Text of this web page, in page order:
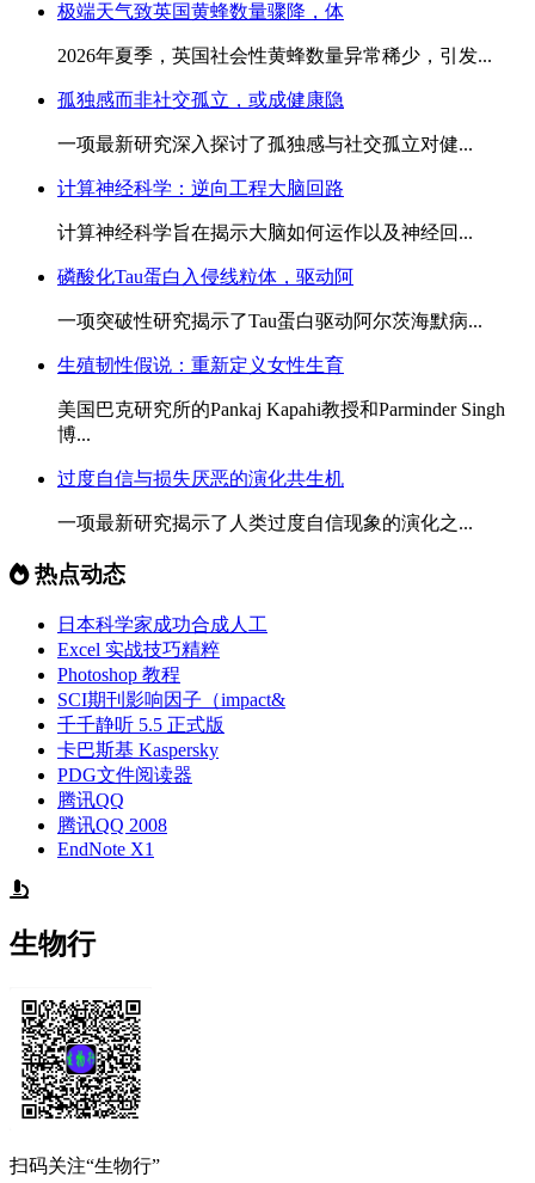
极端天气致英国黄蜂数量骤降，体
2026年夏季，英国社会性黄蜂数量异常稀少，引发...
孤独感而非社交孤立，或成健康隐
一项最新研究深入探讨了孤独感与社交孤立对健...
计算神经科学：逆向工程大脑回路
计算神经科学旨在揭示大脑如何运作以及神经回...
磷酸化Tau蛋白入侵线粒体，驱动阿
一项突破性研究揭示了Tau蛋白驱动阿尔茨海默病...
生殖韧性假说：重新定义女性生育
美国巴克研究所的Pankaj Kapahi教授和Parminder Singh
博...
过度自信与损失厌恶的演化共生机
一项最新研究揭示了人类过度自信现象的演化之...
热点动态
日本科学家成功合成人工
Excel 实战技巧精粹
Photoshop 教程
SCI期刊影响因子（impact&
千千静听 5.5 正式版
卡巴斯基 Kaspersky
PDG文件阅读器
腾讯QQ
腾讯QQ 2008
EndNote X1
生物行
扫码关注“生物行”